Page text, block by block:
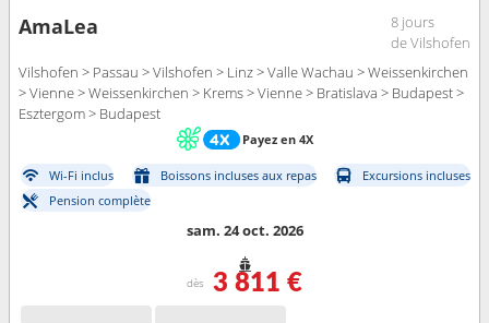
AmaLea
8 jours
de Vilshofen
Vilshofen > Passau > Vilshofen > Linz > Valle Wachau > Weissenkirchen
> Vienne > Weissenkirchen > Krems > Vienne > Bratislava > Budapest >
Esztergom > Budapest
Payez en 4X
Wi-Fi inclus Boissons incluses aux repas
Excursions incluses
Pension complète
sam. 24 oct. 2026
dès 3 811 €